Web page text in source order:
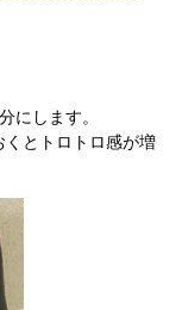
にします。
とトロトロ感が増